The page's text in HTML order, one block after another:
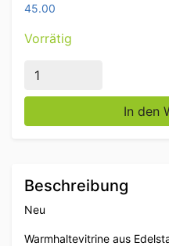
45.00
Vorrätig
Edelstahl
In den
Beschreibung
Neu
Warmhaltevitrine aus